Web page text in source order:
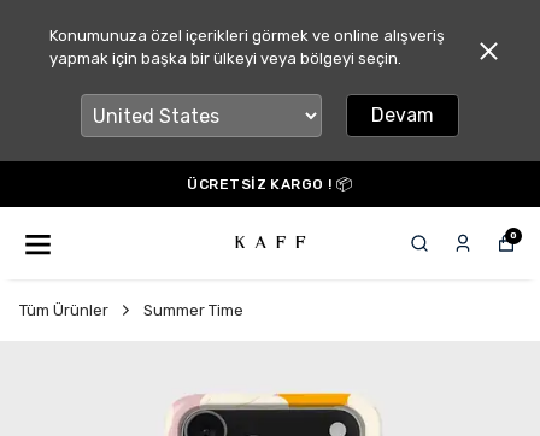
Konumunuza özel içerikleri görmek ve online alışveriş
yapmak için başka bir ülkeyi veya bölgeyi seçin.
Devam
ÜCRETSİZ KARGO ! 📦
0
Tüm Ürünler Summer Time